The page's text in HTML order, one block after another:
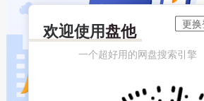
欢迎使用盘他
一个超好用的网盘搜索引擎